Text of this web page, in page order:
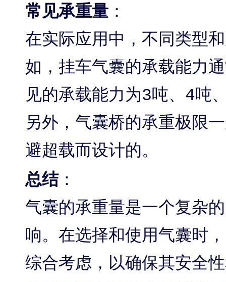
常见承重量：
在实际应用中，不同类型
如，挂车气囊的承载能力
见的承载能力为3吨、4吨
另外，气囊桥的承重极限
避超载而设计的。
总结：
气囊的承重量是一个复杂
响。在选择和使用气囊时
综合考虑，以确保其安全